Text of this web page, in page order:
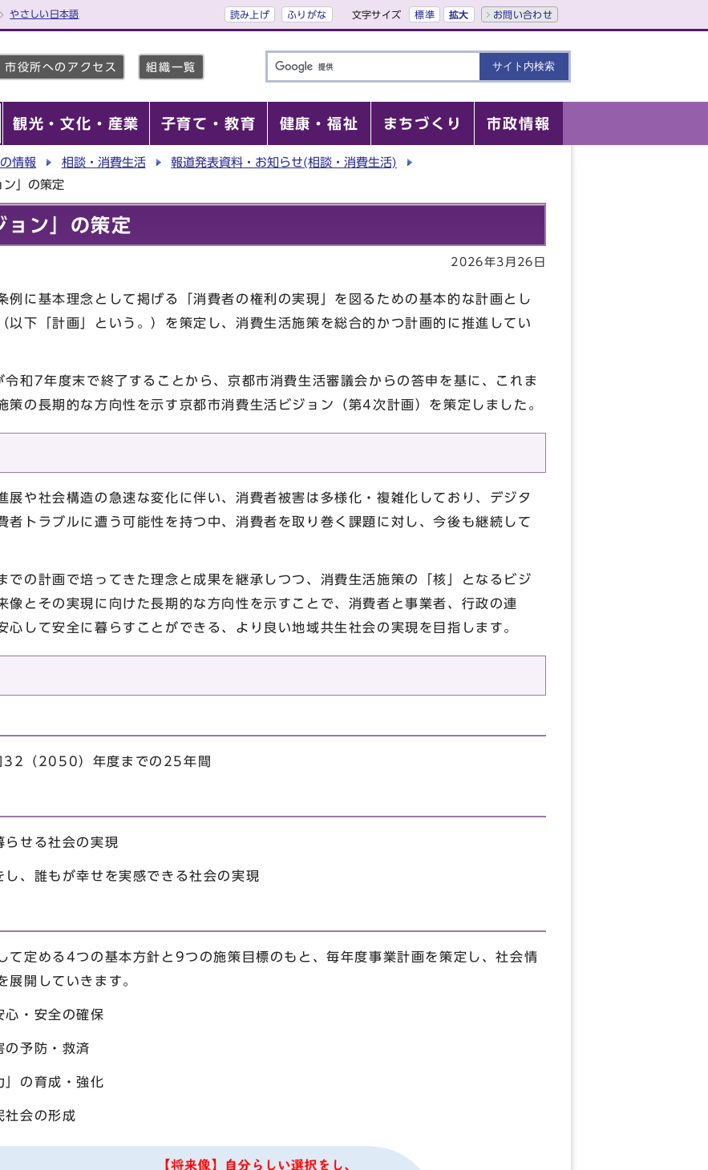
やさしい日本語 読み上げ ふりがな 文字サイズ 標準 拡大 お問い合わせ
市役所へのアクセス 組織一覧
観光・文化・産業 子育て・教育 健康・福祉 まちづくり 市政情報
情報 相談・消費生活
報道発表資料・お知らせ(相談・消費生活)
ン」の策定
ョン」の策定
2026年3月26日
例に基本理念として掲げる「消費者の権利の実現」を図るための基本的な計画とし
以下「計画」という。）を策定し、消費生活施策を総合的かつ計画的に推進してい
和7年度末で終了することから、京都市消費生活審議会からの答申を基に、これま
策の長期的な方向性を示す京都市消費生活ビジョン（第4次計画）を策定しました。
展や社会構造の急速な変化に伴い、消費者被害は多様化・複雑化しており、デジタ
者トラブルに遭う可能性を持つ中、消費者を取り巻く課題に対し、今後も継続して
での計画で培ってきた理念と成果を継承しつつ、消費生活施策の「核」となるビジ
像とその実現に向けた長期的な方向性を示すことで、消費者と事業者、行政の連
心して安全に暮らすことができる、より良い地域共生社会の実現を目指します。
（2050）年度までの25年間
せる社会の実現
、誰もが幸せを実感できる社会の実現
て定める4つの基本方針と9つの施策目標のもと、毎年度事業計画を策定し、社会情
展開していきます。
・安全の確保
予防・救済
の育成・強化
会の形成